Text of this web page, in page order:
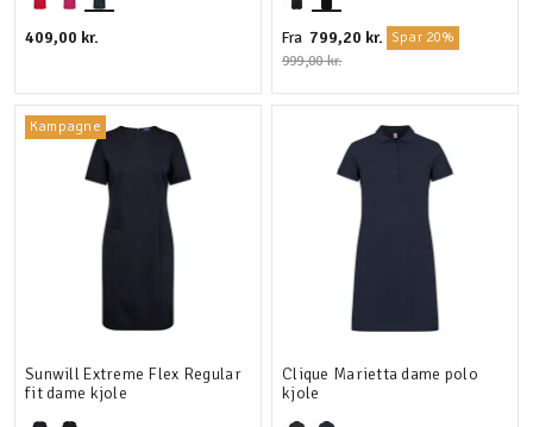
409,00 kr. Fra 799,20 kr. Spar 20%
999,00 kr.
Kampagne
Sunwill Extreme Flex Regular
fit dame kjole
Clique Marietta dame polo
kjole